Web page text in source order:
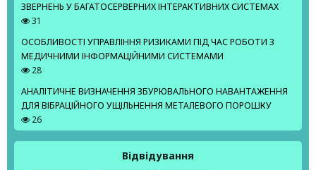
ЗВЕРНЕНЬ У БАГАТОСЕРВЕРНИХ ІНТЕРАКТИВНИХ СИСТЕМАХ
31
ОСОБЛИВОСТІ УПРАВЛІННЯ РИЗИКАМИ ПІД ЧАС РОБОТИ З
МЕДИЧНИМИ ІНФОРМАЦІЙНИМИ СИСТЕМАМИ
28
АНАЛІТИЧНЕ ВИЗНАЧЕННЯ ЗБУРЮВАЛЬНОГО НАВАНТАЖЕННЯ
ДЛЯ ВІБРАЦІЙНОГО УЩІЛЬНЕННЯ МЕТАЛЕВОГО ПОРОШКУ
26
Відвідування